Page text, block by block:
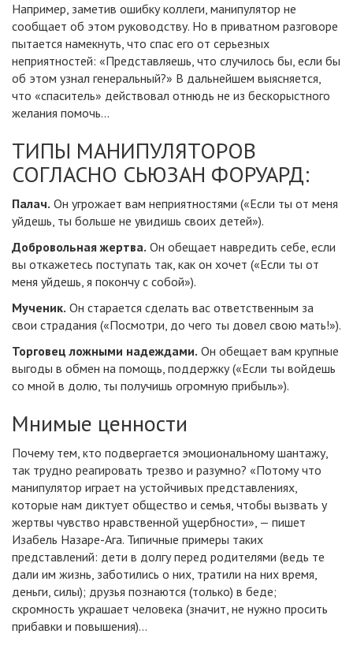
Например, заметив ошибку коллеги, манипулятор не
сообщает об этом руководству. Но в приватном разговоре
пытается намекнуть, что спас его от серьезных
неприятностей: «Представляешь, что случилось бы, если бы
об этом узнал генеральный?» В дальнейшем выясняется,
что «спаситель» действовал отнюдь не из бескорыстного
желания помочь…
ТИПЫ МАНИПУЛЯТОРОВ
СОГЛАСНО СЬЮЗАН ФОРУАРД:
Палач. Он угрожает вам неприятностями («Если ты от меня
уйдешь, ты больше не увидишь своих детей»).
Добровольная жертва. Он обещает навредить себе, если
вы откажетесь поступать так, как он хочет («Если ты от
меня уйдешь, я покончу с собой»).
Мученик. Он старается сделать вас ответственным за
свои страдания («Посмотри, до чего ты довел свою мать!»).
Торговец ложными надеждами. Он обещает вам крупные
выгоды в обмен на помощь, поддержку («Если ты войдешь
со мной в долю, ты получишь огромную прибыль»).
Мнимые ценности
Почему тем, кто подвергается эмоциональному шантажу,
так трудно реагировать трезво и разумно? «Потому что
манипулятор играет на устойчивых представлениях,
которые нам диктует общество и семья, чтобы вызвать у
жертвы чувство нравственной ущербности», — пишет
Изабель Назаре-Ага. Типичные примеры таких
представлений: дети в долгу перед родителями (ведь те
дали им жизнь, заботились о них, тратили на них время,
деньги, силы); друзья познаются (только) в беде;
скромность украшает человека (значит, не нужно просить
прибавки и повышения)…